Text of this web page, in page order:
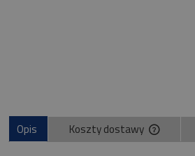
Opis Koszty dostawy